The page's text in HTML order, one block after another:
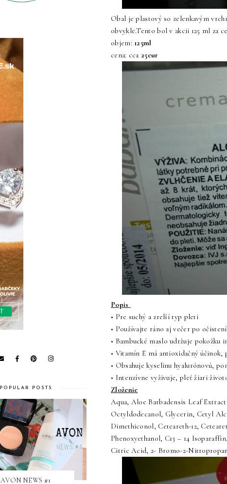
Obal je plastový so zelenkavým
obvykle.Tento bol v akcii 125 ml za
objem: 125ml
cena: cca 25eur
Popis
• Pre suchý a zrelší typ pleti
• Používajte ráno aj večer po
• Bambucké maslo udržuje
• Vitamín E má antioxidačný
• Obsahuje kyselinu hyalurónovú,
• Intenzívne vyživuje, pleť žiari
Zloženie
Aqua, Aloe Barbadensis Leaf
Octyldodecanol, Glycerin, Cetyl
Dimethiconol, Ceteareth-12,
Phenoxyethanol, C13 – 14
Citric Acid, 2- Bromo-2-
POPULAR POSTS
AVON NEWS #1